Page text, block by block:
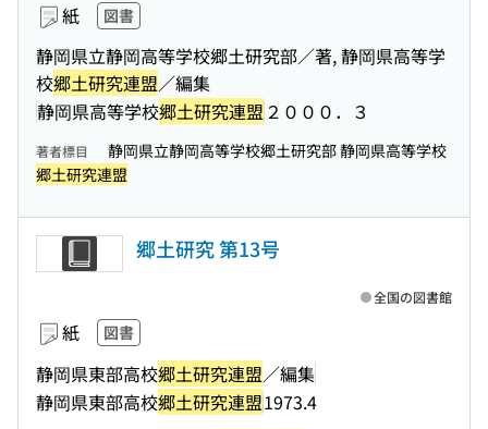
紙 図書
静岡県立静岡高等学校郷土研究部／著, 静岡県高等学
校郷土研究連盟／編集
静岡県高等学校郷土研究連盟 ２０００．３
著者標目
静岡県立静岡高等学校郷土研究部 静岡県高等学校
郷土研究連盟
郷土研究 第13号
紙 図書
静岡県東部高校郷土研究連盟／編集
静岡県東部高校郷土研究連盟1973.4
全国の図書館